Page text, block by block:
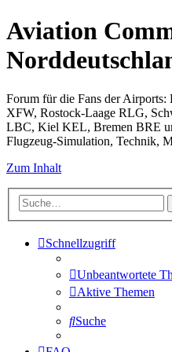
Aviation
Forum für die Fans der
XFW, Rostock-Laage RLG,
LBC, Kiel KEL, Bremen BRE
Flugzeug-Simulation, Technik,
Zum Inhalt
Schnellzugriff
Unbeantwortete
Aktive Themen
Suche